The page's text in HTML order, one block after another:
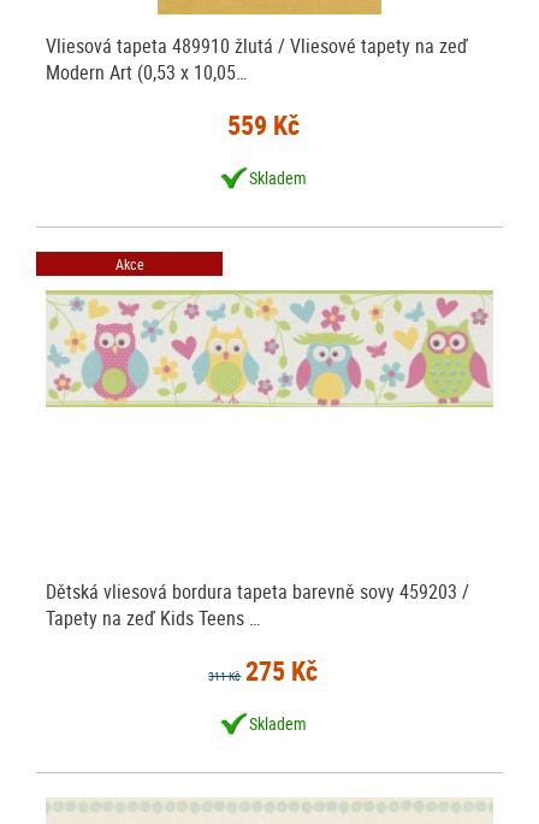
Vliesová tapeta 489910 žlutá / Vliesové tapety na zeď
Modern Art (0,53 x 10,05…
559 Kč
Skladem
Akce
Dětská vliesová bordura tapeta barevně sovy 459203 /
Tapety na zeď Kids Teens …
311 Kč 275 Kč
Skladem